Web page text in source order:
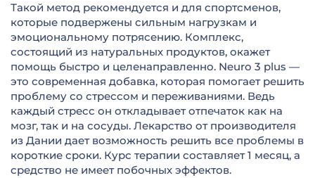
Такой метод рекомендуется и для спортсменов,
которые подвержены сильным нагрузкам и
эмоциональному потрясению. Комплекс,
состоящий из натуральных продуктов, окажет
помощь быстро и целенаправленно. Neuro 3 plus —
это современная добавка, которая помогает решить
проблему со стрессом и переживаниями. Ведь
каждый стресс он откладывает отпечаток как на
мозг, так и на сосуды. Лекарство от производителя
из Дании дает возможность решить все проблемы в
короткие сроки. Курс терапии составляет 1 месяц, а
средство не имеет побочных эффектов.